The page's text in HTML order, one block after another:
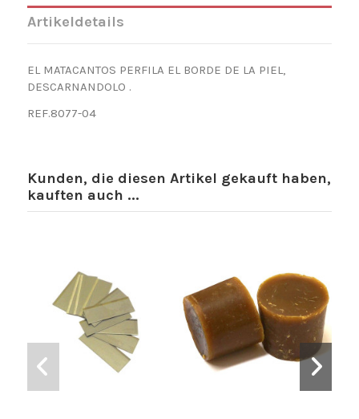
Artikeldetails
EL MATACANTOS PERFILA EL BORDE DE LA PIEL,
DESCARNANDOLO .
REF.8077-04
Kunden, die diesen Artikel gekauft haben,
kauften auch ...